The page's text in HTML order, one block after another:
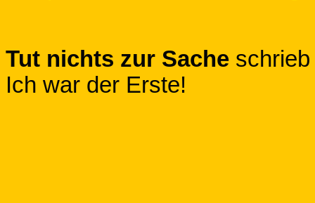
Tut nichts zur Sache
Ich war der Erste!